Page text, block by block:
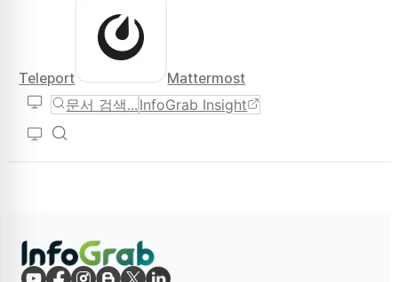
Teleport Mattermost
문서 검색... InfoGrab Insight